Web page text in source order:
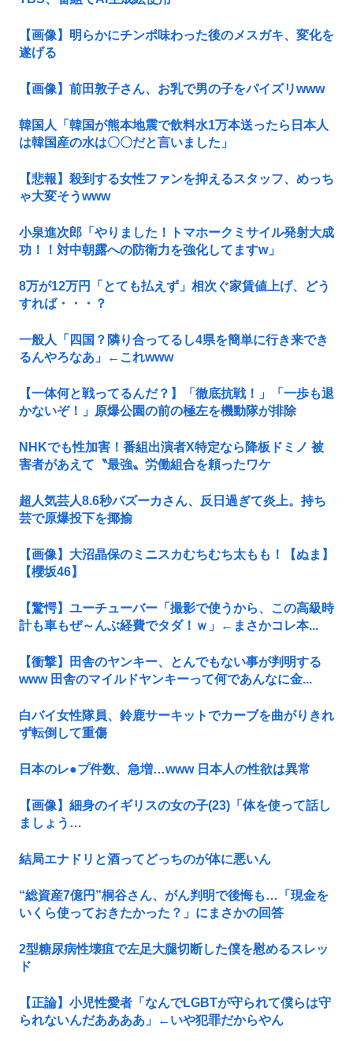
【画像】明らかにチンポ味わった後のメスガキ、変化を
遂げる
【画像】前田敦子さん、お乳で男の子をパイズリwww
韓国人「韓国が熊本地震で飲料水1万本送ったら日本人
は韓国産の水は〇〇だと言いました」
【悲報】殺到する女性ファンを抑えるスタッフ、めっち
ゃ大変そうwww
小泉進次郎「やりました！トマホークミサイル発射大成
功！！対中朝露への防衛力を強化してますw」
8万が12万円「とても払えず」相次ぐ家賃値上げ、どう
すれば・・・？
一般人「四国？隣り合ってるし4県を簡単に行き来でき
るんやろなあ」←これwww
【一体何と戦ってるんだ？】「徹底抗戦！」「一歩も退
かないぞ！」原爆公園の前の極左を機動隊が排除
NHKでも性加害！番組出演者X特定なら降板ドミノ 被
害者があえて〝最強〟労働組合を頼ったワケ
超人気芸人8.6秒バズーカさん、反日過ぎて炎上。持ち
芸で原爆投下を揶揄
【画像】大沼晶保のミニスカむちむち太もも！【ぬま】
【櫻坂46】
【驚愕】ユーチューバー「撮影で使うから、この高級時
計も車もぜ～んぶ経費でタダ！ｗ」←まさかコレ本...
【衝撃】田舎のヤンキー、とんでもない事が判明する
www 田舎のマイルドヤンキーって何であんなに金...
白バイ女性隊員、鈴鹿サーキットでカーブを曲がりきれ
ず転倒して重傷
日本のレ●プ件数、急増…www 日本人の性欲は異常
【画像】細身のイギリスの女の子(23)「体を使って話し
ましょう…
結局エナドリと酒ってどっちのが体に悪いん
“総資産7億円”桐谷さん、がん判明で後悔も…「現金を
いくら使っておきたかった？」にまさかの回答
2型糖尿病性壊疽で左足大腿切断した僕を慰めるスレッ
ド
【正論】小児性愛者「なんでLGBTが守られて僕らは守
られないんだああああ」←いや犯罪だからやん